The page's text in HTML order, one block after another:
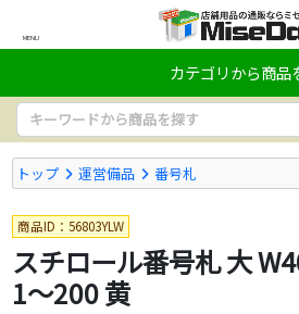
MENU
カテゴリから商品
トップ 運営備品 番号札
商品ID：56803YLW
スチロール番号札 大
1～200 黄